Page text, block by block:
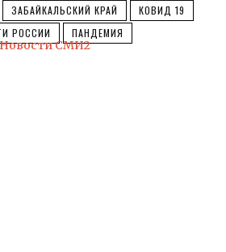
ЗАБАЙКАЛЬСКИЙ КРАЙ
КОВИД 19
РОССИИ
ПАНДЕМИЯ
Новости СМИ2